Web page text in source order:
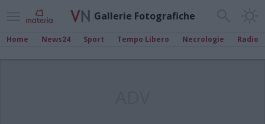
Gallerie Fotografiche
Home News24 Sport Tempo Libero Necrologie Radio